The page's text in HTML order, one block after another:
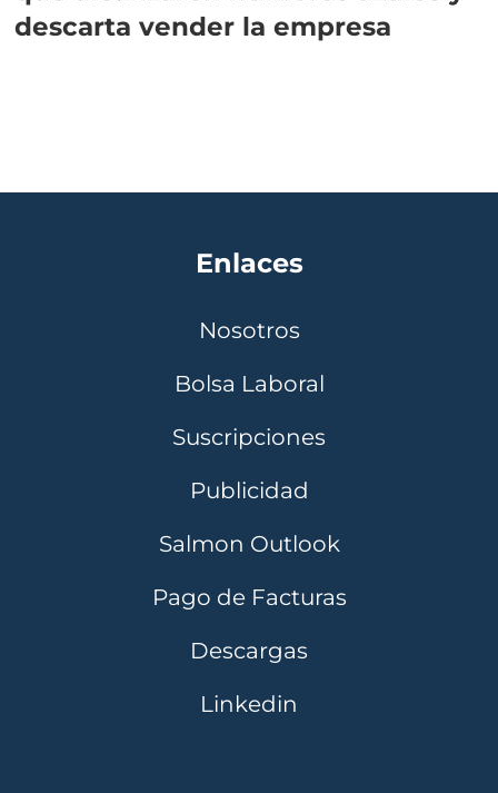
descarta vender la empresa
Enlaces
Nosotros
Bolsa Laboral
Suscripciones
Publicidad
Salmon Outlook
Pago de Facturas
Descargas
Linkedin